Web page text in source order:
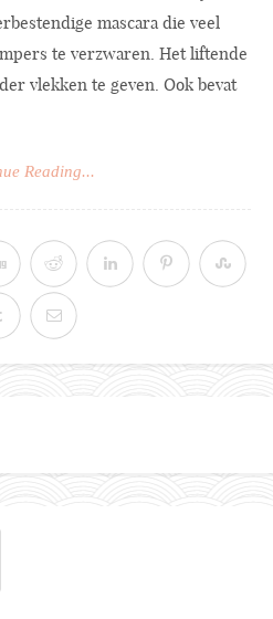
mascara die veel
te verzwaren. Het liftende
vlekken te geven. Ook bevat
Reading...